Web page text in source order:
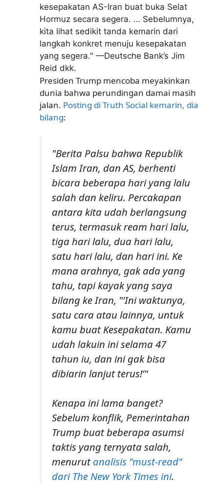
kesepakatan AS-Iran buat buka Selat
Hormuz secara segera. … Sebelumnya,
kita lihat sedikit tanda kemarin dari
langkah konkret menuju kesepakatan
yang segera." —Deutsche Bank’s Jim
Reid dkk.
Presiden Trump mencoba meyakinkan
dunia bahwa perundingan damai masih
jalan. Posting di Truth Social kemarin, dia
bilang:
"Berita Palsu bahwa Republik
Islam Iran, dan AS, berhenti
bicara beberapa hari yang lalu
salah dan keliru. Percakapan
antara kita udah berlangsung
terus, termasuk ream hari lalu,
tiga hari lalu, dua hari lalu,
satu hari lalu, dan hari ini. Ke
mana arahnya, gak ada yang
tahu, tapi kayak yang saya
bilang ke Iran, "’Ini waktunya,
satu cara atau lainnya, untuk
kamu buat Kesepakatan. Kamu
udah lakuin ini selama 47
tahun iu, dan ini gak bisa
dibiarin lanjut terus!’"
Kenapa ini lama banget?
Sebelum konflik, Pemerintahan
Trump buat beberapa asumsi
taktis yang ternyata salah,
menurutanalisis "must-read"
dari The New York Times ini.